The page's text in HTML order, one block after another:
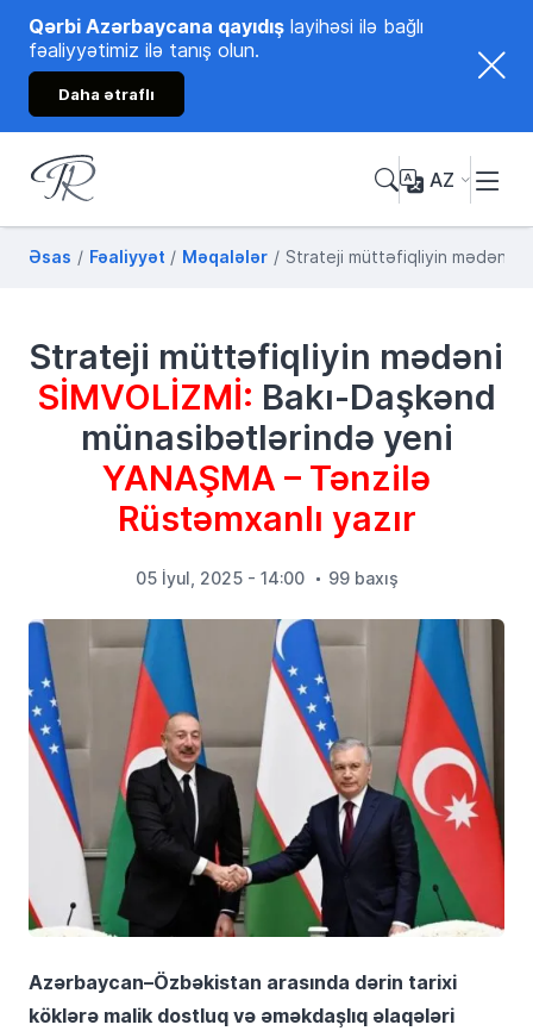
Qərbi Azərbaycana qayıdış layihəsi ilə bağlı
fəaliyyətimiz ilə tanış olun.
Daha ətraflı
Tənzilə Rüstəmxanlı
AZ
Əsas Fəaliyyət Məqalələr Strateji müttəfiqliyin mədəni
Strateji müttəfiqliyin mədəni
SİMVOLİZMİ: Bakı-Daşkənd
münasibətlərində yeni
YANAŞMA– Tənzilə
Rüstəmxanlı yazır
05 İyul, 2025 - 14:00 99 baxış
Azərbaycan–Özbəkistan arasında dərin tarixi
köklərə malik dostluq və əməkdaşlıq əlaqələri